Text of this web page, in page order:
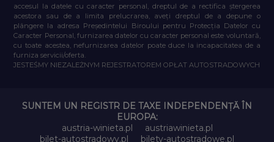
accesul la datele cu caracter personal, dreptul de a rectifica ștergerea
acestora sau de a limita prelucrarea, aveți dreptul de a depune o
plângere la adresa Președintelui Biroului pentru Protecția Datelor cu
Caracter Personal, furnizarea datelor cu caracter personal este voluntară,
cu toate acestea, nefurnizarea datelor poate duce la incapacitatea de a
furniza servicii/oferta.
JESTEŚMY NIEZALEŻNYM REJESTRATOREM OPŁAT AUTOSTRADOWYCH
SUNTEM UN REGISTR DE TAXE INDEPENDENȚĂ ÎN
EUROPA:
austria-winieta.pl
austriawinieta.pl
bilet-autostradowy.pl
bilety-autostradowe.pl